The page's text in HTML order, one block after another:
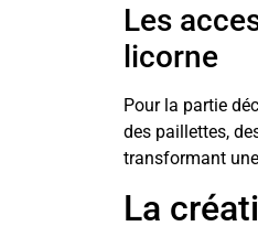
Les
licorne
Pour la partie
des paillettes,
transformant
La